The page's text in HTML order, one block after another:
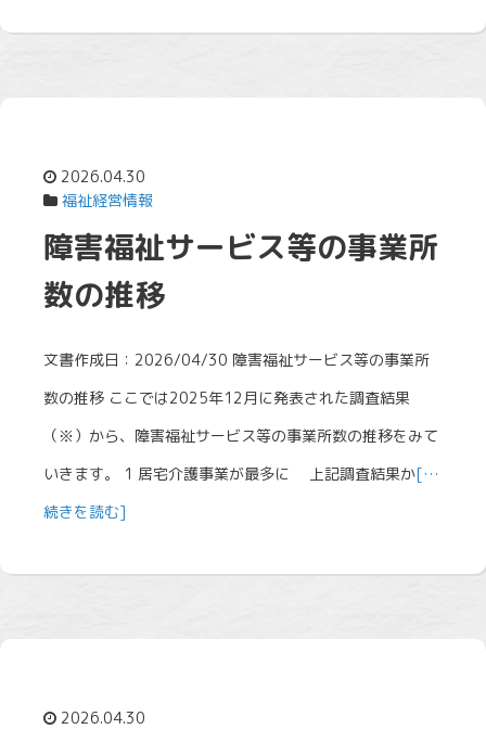
2026.04.30
福祉経営情報
障害福祉サービス等の事業所
数の推移
文書作成日：2026/04/30 障害福祉サービス等の事業所
数の推移 ここでは2025年12月に発表された調査結果
（※）から、障害福祉サービス等の事業所数の推移をみて
いきます。 1 居宅介護事業が最多に 上記調査結果か[…
続きを読む]
2026.04.30